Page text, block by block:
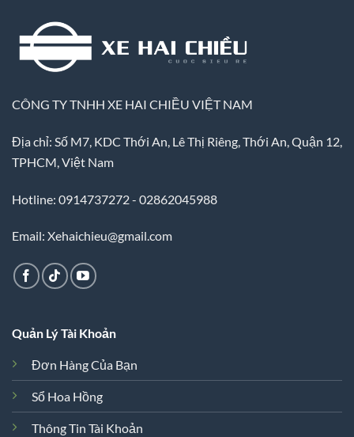
CÔNG TY TNHH XE HAI CHIỀU VIỆT NAM
Địa chỉ: Số M7, KDC Thới An, Lê Thị Riêng, Thới An, Quận 12,
TPHCM, Việt Nam
Hotline: 0914737272 - 02862045988
Email: Xehaichieu@gmail.com
Quản Lý Tài Khoản
Đơn Hàng Của Bạn
Sổ Hoa Hồng
Thông Tin Tài Khoản